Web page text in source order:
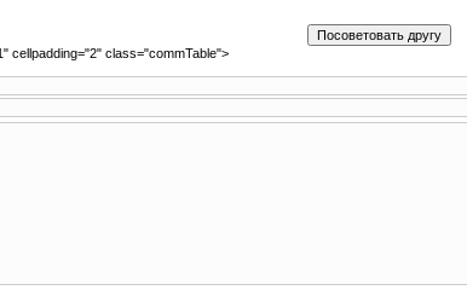
cellpadding="2" class="commTable">